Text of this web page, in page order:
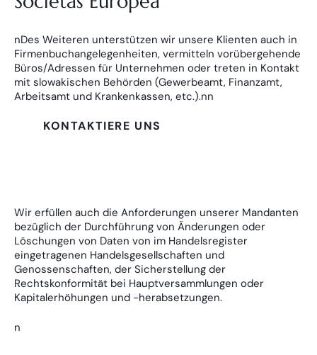
nDes Weiteren unterstützen wir unsere Klienten auch in
Firmenbuchangelegenheiten, vermitteln vorübergehende
Büros/Adressen für Unternehmen oder treten in Kontakt
mit slowakischen Behörden (Gewerbeamt, Finanzamt,
Arbeitsamt und Krankenkassen, etc.).nn
KONTAKTIERE UNS
Wir erfüllen auch die Anforderungen unserer Mandanten
bezüglich der Durchführung von Änderungen oder
Löschungen von Daten von im Handelsregister
eingetragenen Handelsgesellschaften und
Genossenschaften, der Sicherstellung der
Rechtskonformität bei Hauptversammlungen oder
Kapitalerhöhungen und -herabsetzungen.
n